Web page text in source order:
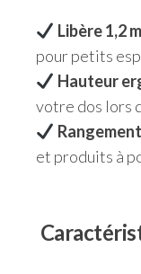
Libère 1,2
pour petits
Hauteur
votre dos lors
et produits à